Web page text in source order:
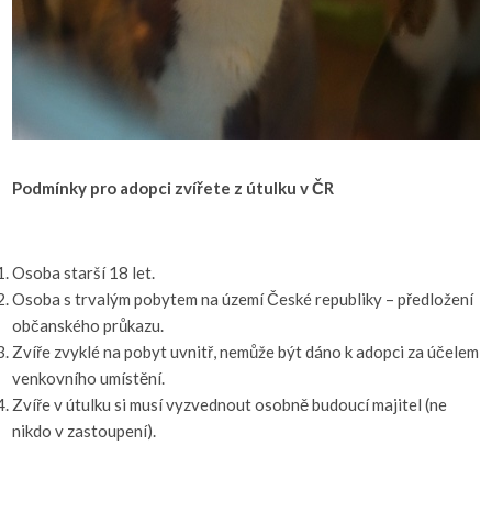
Podmínky pro adopci zvířete z útulku v ČR
Osoba starší 18 let.
Osoba s trvalým pobytem na území České republiky – předložení
občanského průkazu.
Zvíře zvyklé na pobyt uvnitř, nemůže být dáno k adopci za účelem
venkovního umístění.
Zvíře v útulku si musí vyzvednout osobně budoucí majitel (ne
nikdo v zastoupení).